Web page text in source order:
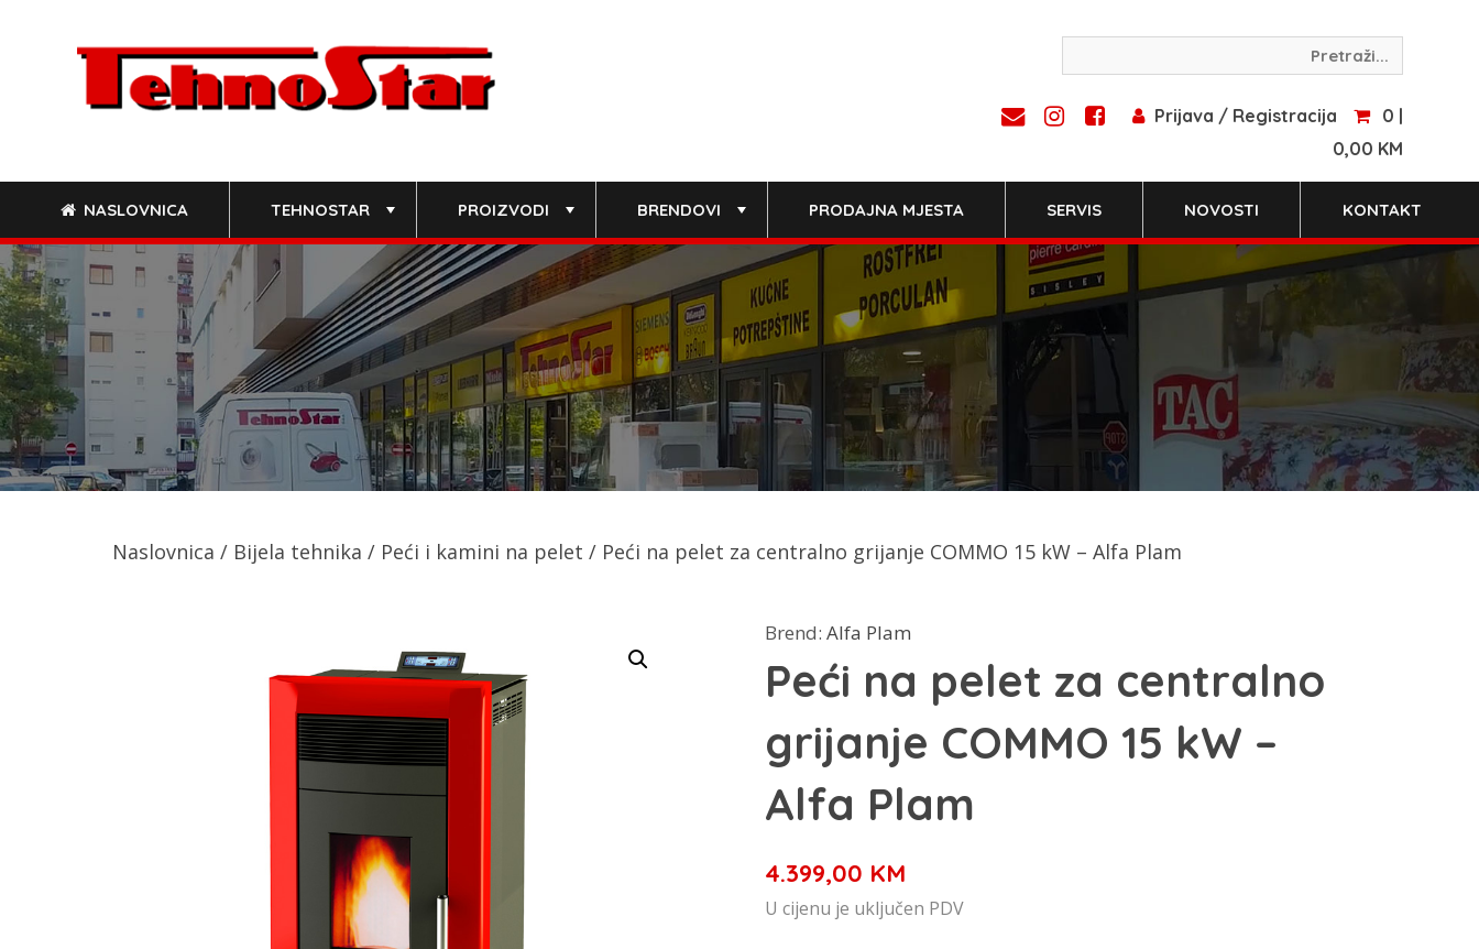
Prijava / Registracija
0 |
0,00 KM
NASLOVNICA TEHNOSTAR PROIZVODI BRENDOVI PRODAJNA MJESTA SERVIS NOVOSTI KONTAKT
Naslovnica / Bijela tehnika / Peći i kamini na pelet / Peći na pelet za centralno grijanje COMMO 15 kW – Alfa Plam
Brend: Alfa Plam
Peći na pelet za centralno
grijanje COMMO 15 kW –
Alfa Plam
4.399,00 KM
U cijenu je uključen PDV